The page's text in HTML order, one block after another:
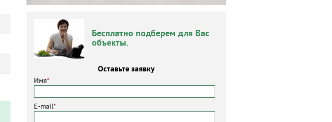
Бесплатно подберем для Вас
объекты.
Оставьте заявку
Имя*
E-mail*